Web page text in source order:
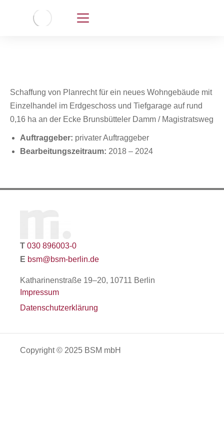
Schaffung von Planrecht für ein neues Wohngebäude mit
Einzelhandel im Erdgeschoss und Tiefgarage auf rund
0,16 ha an der Ecke Brunsbütteler Damm / Magistratsweg
Auftraggeber: privater Auftraggeber
Bearbeitungszeitraum: 2018 – 2024
T 030 896003-0
E bsm@bsm-berlin.de
Katharinenstraße 19–20, 10711 Berlin
Impressum
Datenschutzerklärung
Copyright © 2025 BSM mbH